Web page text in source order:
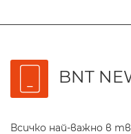
BNT
Всичко най-важно в